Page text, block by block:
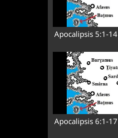
Apocalipsis 5:1-14
Apocalipsis 6:1-17